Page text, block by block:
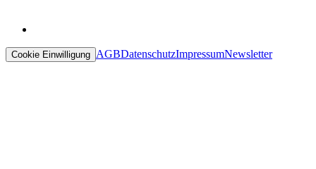
Cookie Einwilligung AGBDatenschutzImpressumNewsletter